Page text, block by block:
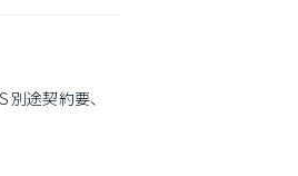
途契約要、